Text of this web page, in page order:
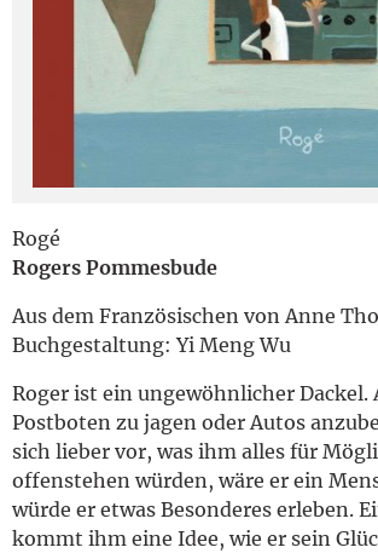
Rogé
Rogers Pommesbude
Aus dem Französischen von Anne
Buchgestaltung: Yi Meng Wu
Roger ist ein ungewöhnlicher Dackel.
Postboten zu jagen oder Autos
sich lieber vor, was ihm alles für
offenstehen würden, wäre er ein
würde er etwas Besonderes erleben.
kommt ihm eine Idee, wie er sein
English